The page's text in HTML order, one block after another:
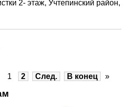
2- этаж, Учтепинский район,
1 2 След. В конец »